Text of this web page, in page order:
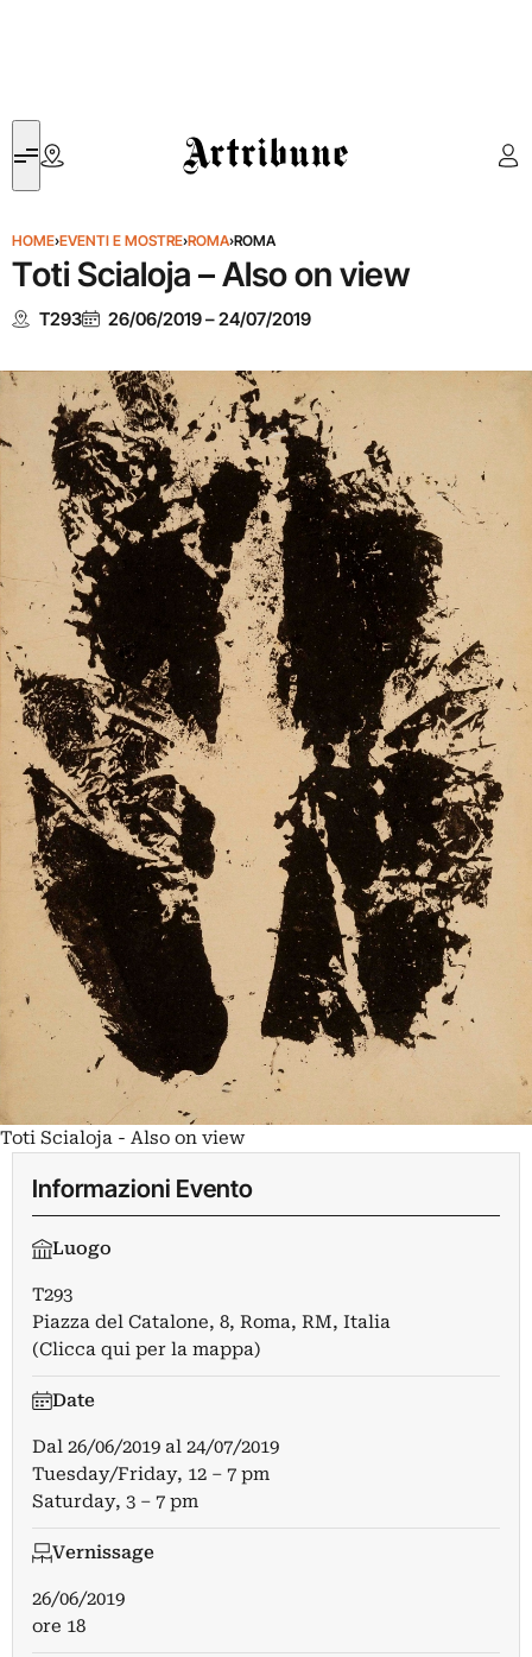
Artribune
HOME›EVENTI E MOSTRE›ROMA›ROMA
Toti Scialoja – Also on view
T293 26/06/2019–24/07/2019
Toti Scialoja - Also on view
Informazioni Evento
Luogo
T293
Piazza del Catalone, 8, Roma, RM, Italia
(Clicca qui per la mappa)
Date
Dal 26/06/2019 al 24/07/2019
Tuesday/Friday, 12 – 7 pm
Saturday, 3 – 7 pm
Vernissage
26/06/2019
ore 18